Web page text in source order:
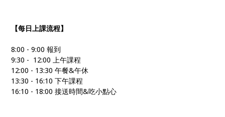
【每日上課流程】
8:00 - 9:00 報到
9:30 - 12:00 上午課程
12:00 - 13:30 午餐&午休
13:30 - 16:10 下午課程
16:10 - 18:00 接送時間&吃小點心